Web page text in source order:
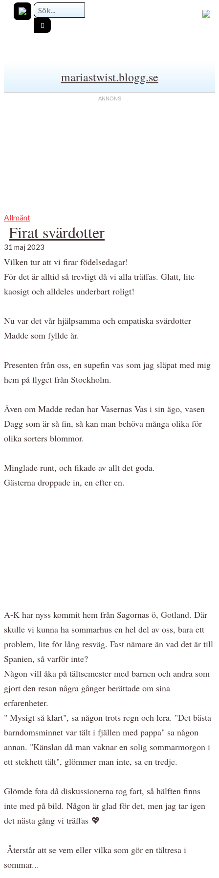
mariastwist.blogg.se
Allmänt
Firat svärdotter
31 maj 2023
Vilken tur att vi firar födelsedagar!
För det är alltid så trevligt då vi alla träffas. Glatt, lite
kaosigt och alldeles underbart roligt!
Nu var det vår hjälpsamma och empatiska svärdotter
Madde som fyllde år.
Presenten från oss, en supefin vas som jag släpat med mig
hem på flyget från Stockholm.
Även om Madde redan har Vasernas Vas i sin ägo, vasen
Dagg som är så fin, så kan man behöva många olika för
olika sorters blommor.
Minglade runt, och fikade av allt det goda.
Gästerna droppade in, en efter en.
A-K har nyss kommit hem från Sagornas ö, Gotland. Där
skulle vi kunna ha sommarhus en hel del av oss, bara ett
problem, lite för lång resväg. Fast nämare än vad det är till
Spanien, så varför inte?
Någon vill åka på tältsemester med barnen och andra som
gjort den resan några gånger berättade om sina
erfarenheter.
" Mysigt så klart", sa någon trots regn och lera. "Det bästa
barndomsminnet var tält i fjällen med pappa" sa någon
annan. "Känslan då man vaknar en solig sommarmorgon i
ett stekhett tält", glömmer man inte, sa en tredje.
Glömde fota då diskussionerna tog fart, så hälften finns
inte med på bild. Någon är glad för det, men jag tar igen
det nästa gång vi träffas 💖
Återstår att se vem eller vilka som gör en tältresa i
sommar...